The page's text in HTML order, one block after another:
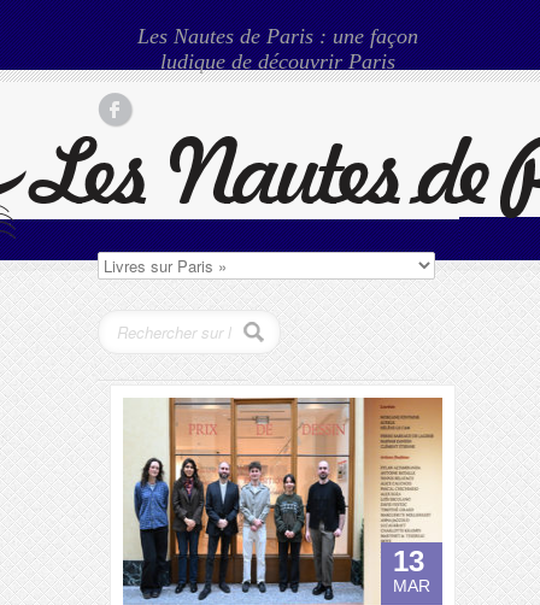
Les Nautes de Paris : une façon
ludique de découvrir Paris
13
MAR